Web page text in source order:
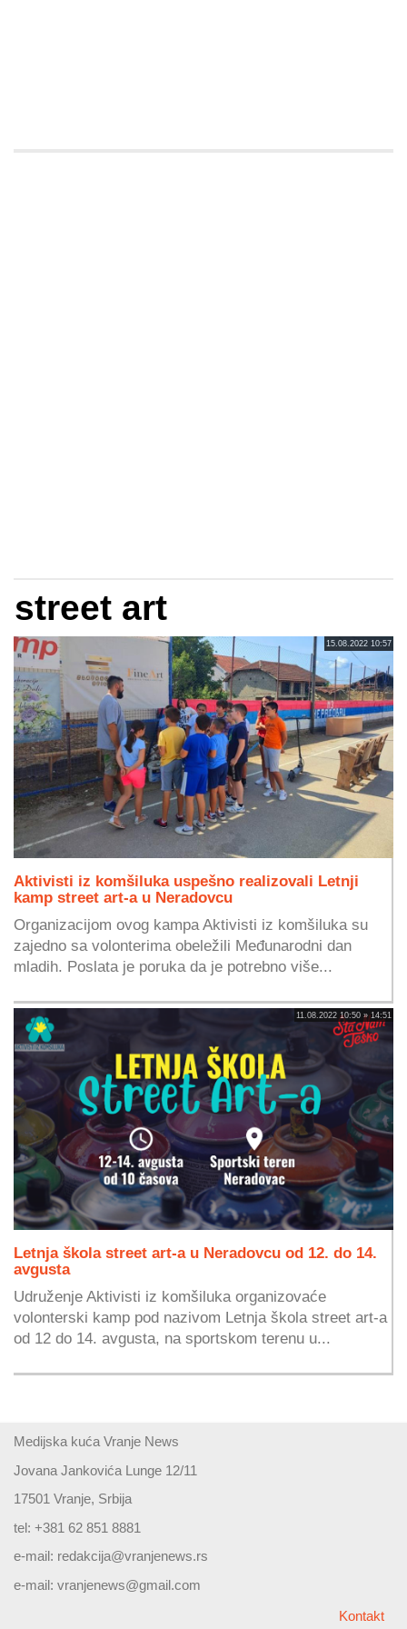
street art
15.08.2022 10:57
Aktivisti iz komšiluka uspešno realizovali Letnji
kamp street art-a u Neradovcu
Organizacijom ovog kampa Aktivisti iz komšiluka su
zajedno sa volonterima obeležili Međunarodni dan
mladih. Poslata je poruka da je potrebno više...
11.08.2022 10:50 » 14:51
Letnja škola street art-a u Neradovcu od 12. do 14.
avgusta
Udruženje Aktivisti iz komšiluka organizovaće
volonterski kamp pod nazivom Letnja škola street art-a
od 12 do 14. avgusta, na sportskom terenu u...
Medijska kuća Vranje News
Jovana Jankovića Lunge 12/11
17501 Vranje, Srbija
tel: +381 62 851 8881
e-mail: redakcija@vranjenews.rs
e-mail: vranjenews@gmail.com
Kontakt